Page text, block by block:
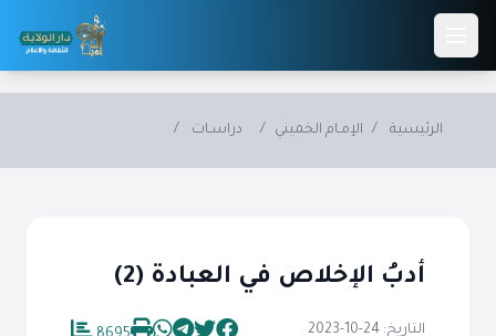
Skip to main content
الرئيسية / الإمـام الخميني / دراسـات /
أدبُ الإخلاص في العبادة (2)
التاريخ: 24-10-2023